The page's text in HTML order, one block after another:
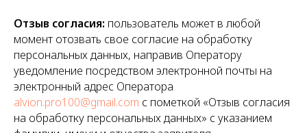
Отзыв согласия: пользователь может в любой
момент отозвать свое согласие на обработку
персональных данных, направив Оператору
уведомление посредством электронной почты на
электронный адрес Оператора
alvion.pro100@gmail.com с пометкой «Отзыв согласия
на обработку персональных данных» с указанием
1 встреча в месяц